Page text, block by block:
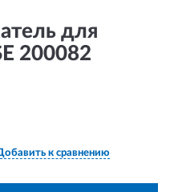
для
200082
к сравнению